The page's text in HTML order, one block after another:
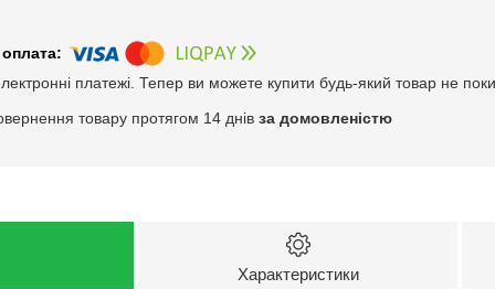
платежі. Тепер ви можете купити будь-який товар не
товару протягом 14 днів за домовленістю
Характеристики